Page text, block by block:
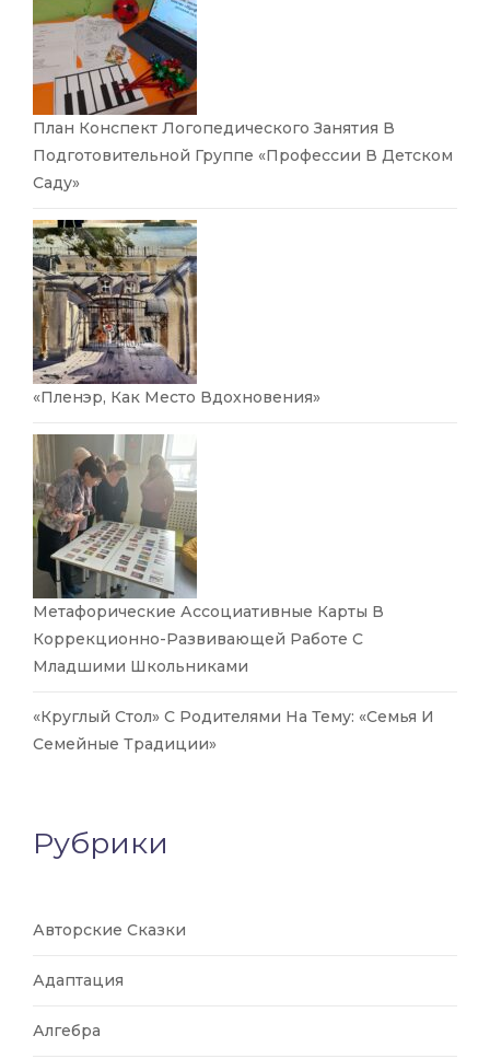
План Конспект Логопедического Занятия В
Подготовительной Группе «Профессии В Детском
Саду»
«Пленэр, Как Место Вдохновения»
Метафорические Ассоциативные Карты В
Коррекционно-Развивающей Работе С
Младшими Школьниками
«Круглый Стол» С Родителями На Тему: «Семья И
Семейные Традиции»
Рубрики
Авторские Сказки
Адаптация
Алгебра